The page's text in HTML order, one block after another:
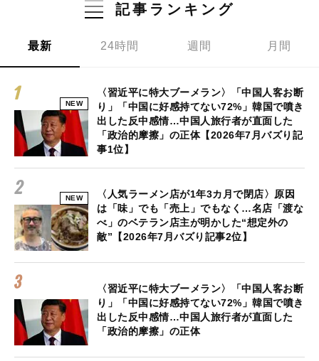
記事ランキング
最新 24時間 週間 月間
NEW
〈習近平に特大ブーメラン〉「中国人客お断
り」「中国に好感持てない72%」韓国で噴き
出した反中感情…中国人旅行者が直面した
「政治的摩擦」の正体【2026年7月バズり記
事1位】
NEW
〈人気ラーメン店が1年3カ月で閉店〉原因
は「味」でも「売上」でもなく…名店「渡な
べ」のベテラン店主が明かした“想定外の
敵”【2026年7月バズり記事2位】
〈習近平に特大ブーメラン〉「中国人客お断
り」「中国に好感持てない72%」韓国で噴き
出した反中感情…中国人旅行者が直面した
「政治的摩擦」の正体